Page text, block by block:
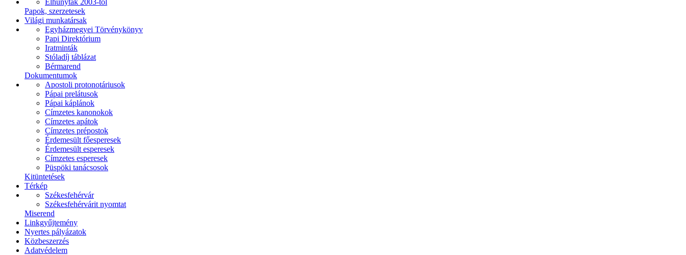
Elhunytak 2003-tól
Papok, szerzetesek
Világi munkatársak
Egyházmegyei Törvénykönyv
Papi Direktórium
Iratminták
Stóladíj táblázat
Bérmarend
Dokumentumok
Apostoli protonotáriusok
Pápai prelátusok
Pápai káplánok
Címzetes kanonokok
Címzetes apátok
Címzetes prépostok
Érdemesült főesperesek
Érdemesült esperesek
Címzetes esperesek
Püspöki tanácsosok
Kitüntetések
Térkép
Székesfehérvár
Székesfehérvárit nyomtat
Miserend
Linkgyűjtemény
Nyertes pályázatok
Közbeszerzés
Adatvédelem